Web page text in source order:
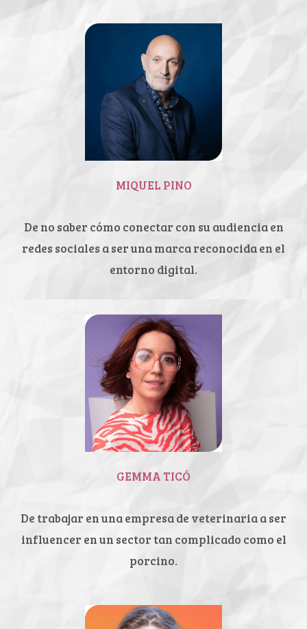
MIQUEL PINO
De no saber cómo conectar con su audiencia en
redes sociales aser una marca reconocida en el
entorno digital.
GEMMA TICÓ
De trabajar en una empresa de veterinaria a ser
influencer enun sector tan complicado como el
porcino.